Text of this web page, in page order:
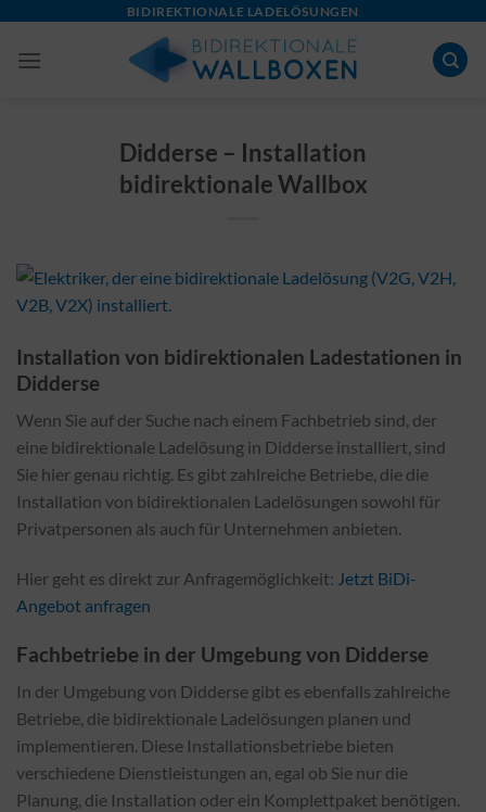
content
BIDIREKTIONALE LADELÖSUNGEN
Didderse – Installation
bidirektionale Wallbox
Installation von bidirektionalen Ladestationen in
Didderse
Wenn Sie auf der Suche nach einem Fachbetrieb sind, der
eine bidirektionale Ladelösung in Didderse installiert, sind
Sie hier genau richtig. Es gibt zahlreiche Betriebe, die die
Installation von bidirektionalen Ladelösungen sowohl für
Privatpersonen als auch für Unternehmen anbieten.
Hier geht es direkt zur Anfragemöglichkeit: Jetzt BiDi-
Angebot anfragen
Fachbetriebe in der Umgebung von Didderse
In der Umgebung von Didderse gibt es ebenfalls zahlreiche
Betriebe, die bidirektionale Ladelösungen planen und
implementieren. Diese Installationsbetriebe bieten
verschiedene Dienstleistungen an, egal ob Sie nur die
Planung, die Installation oder ein Komplettpaket benötigen.